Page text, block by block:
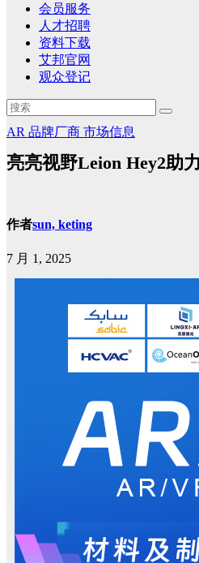
会员服务
人才招聘
资料下载
艾邦官网
观众登记
AR 品牌厂商 市场信息
亮亮视野Leion Hey2助
作者sun, keting
7 月 1, 2025